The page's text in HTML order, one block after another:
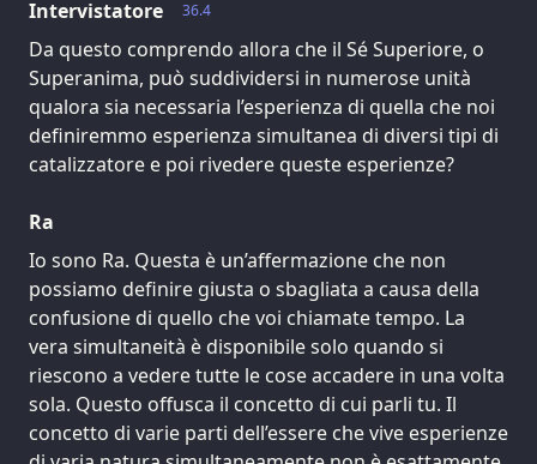
36.4
Intervistatore
Da questo comprendo allora che il Sé Superiore, o
Superanima, può suddividersi in numerose unità
qualora sia necessaria l’esperienza di quella che noi
definiremmo esperienza simultanea di diversi tipi di
catalizzatore e poi rivedere queste esperienze?
Ra
Io sono Ra. Questa è un’affermazione che non
possiamo definire giusta o sbagliata a causa della
confusione di quello che voi chiamate tempo. La
vera simultaneità è disponibile solo quando si
riescono a vedere tutte le cose accadere in una volta
sola. Questo offusca il concetto di cui parli tu. Il
concetto di varie parti dell’essere che vive esperienze